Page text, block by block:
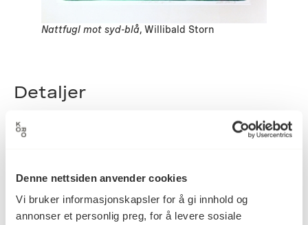
Denne nettsiden anvender cookies
Vi bruker informasjonskapsler for å gi innhold og
annonser et personlig preg, for å levere sosiale
Nattfugl mot syd-blå, Willibald Storn
Detaljer
Kunstner Willibald Storn